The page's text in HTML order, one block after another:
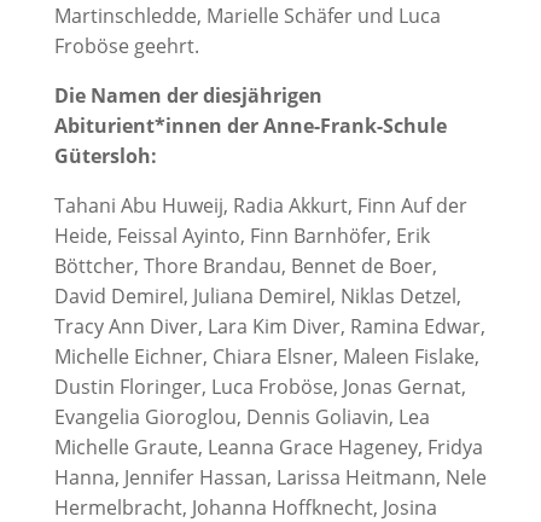
Martinschledde, Marielle Schäfer und Luca
Froböse geehrt.
Die Namen der diesjährigen
Abiturient*innen der Anne-Frank-Schule
Gütersloh:
Tahani Abu Huweij, Radia Akkurt, Finn Auf der
Heide, Feissal Ayinto, Finn Barnhöfer, Erik
Böttcher, Thore Brandau, Bennet de Boer,
David Demirel, Juliana Demirel, Niklas Detzel,
Tracy Ann Diver, Lara Kim Diver, Ramina Edwar,
Michelle Eichner, Chiara Elsner, Maleen Fislake,
Dustin Floringer, Luca Froböse, Jonas Gernat,
Evangelia Gioroglou, Dennis Goliavin, Lea
Michelle Graute, Leanna Grace Hageney, Fridya
Hanna, Jennifer Hassan, Larissa Heitmann, Nele
Hermelbracht, Johanna Hoffknecht, Josina